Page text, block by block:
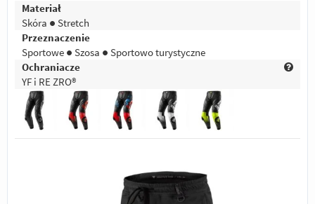
Materiał
Skóra ● Stretch
Przeznaczenie
Sportowe ● Szosa ● Sportowo turystyczne
Ochraniacze
YF i RE ZRO®